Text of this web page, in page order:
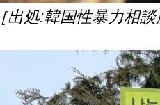
［出処:韓国性暴力相